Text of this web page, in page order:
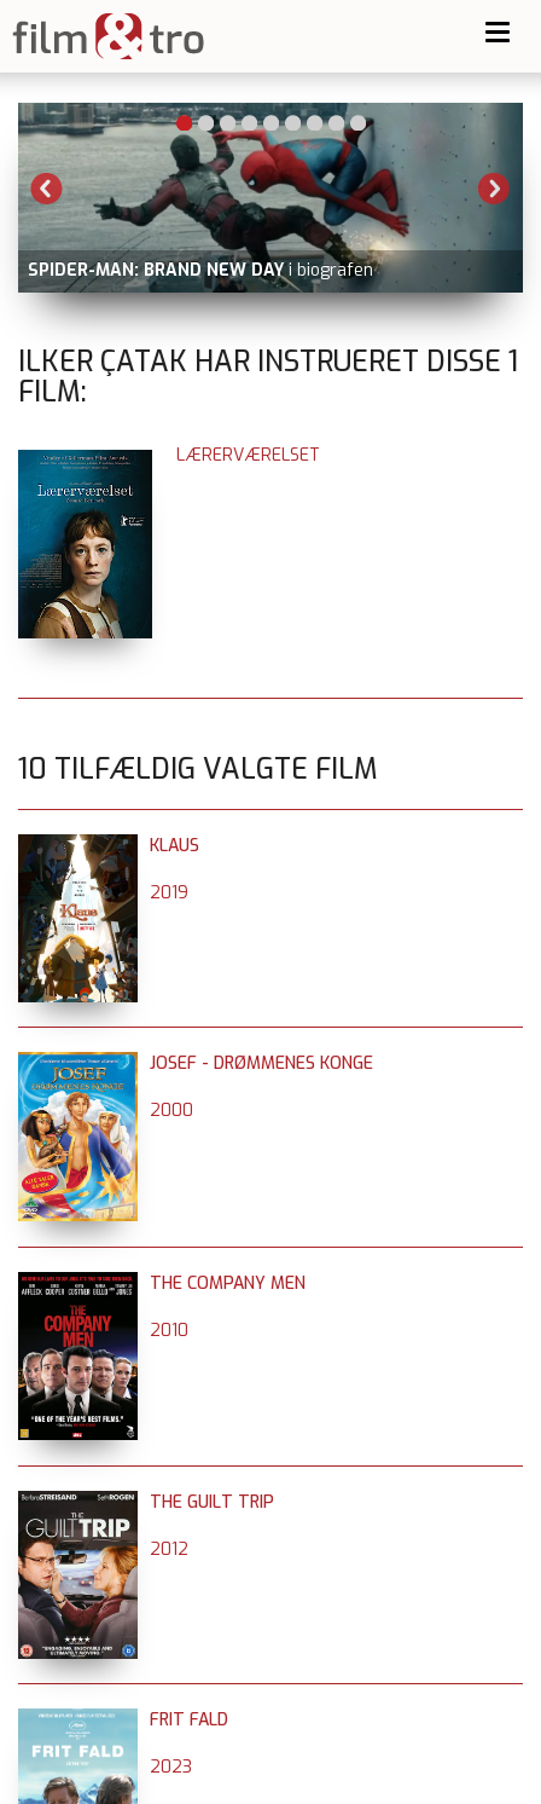
SPIDER-MAN: BRAND NEW DAY i biografen
ILKER ÇATAK HAR INSTRUERET DISSE 1
FILM:
LÆRERVÆRELSET
10 TILFÆLDIG VALGTE FILM
KLAUS
2019
JOSEF - DRØMMENES KONGE
2000
THE COMPANY MEN
2010
THE GUILT TRIP
2012
FRIT FALD
2023